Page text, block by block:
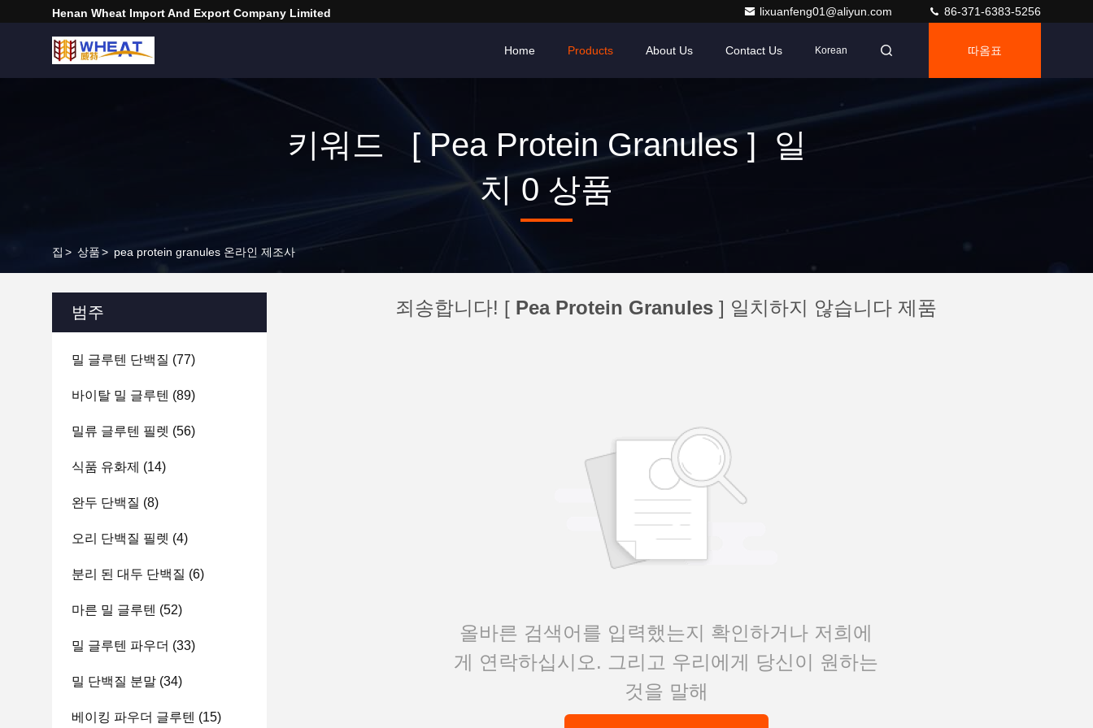
Henan Wheat Import And Export Company Limited lixuanfeng01@aliyun.com 86-371-6383-5256
Home Products About Us Contact Us Korean 따옴표
키워드 [ Pea Protein Granules ] 일
치 0 상품
집 > 상품> pea protein granules 온라인 제조사
범주
밀 글루텐 단백질 (77)
바이탈 밀 글루텐 (89)
밀류 글루텐 필렛 (56)
식품 유화제 (14)
완두 단백질 (8)
오리 단백질 필렛 (4)
분리 된 대두 단백질 (6)
마른 밀 글루텐 (52)
밀 글루텐 파우더 (33)
밀 단백질 분말 (34)
베이킹 파우더 글루텐 (15)
죄송합니다! [ Pea Protein Granules ] 일치하지 않습니다 제품
올바른 검색어를 입력했는지 확인하거나 저희에
게 연락하십시오. 그리고 우리에게 당신이 원하는
것을 말해